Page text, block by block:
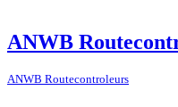
ANWB
ANWB Routecontroleurs